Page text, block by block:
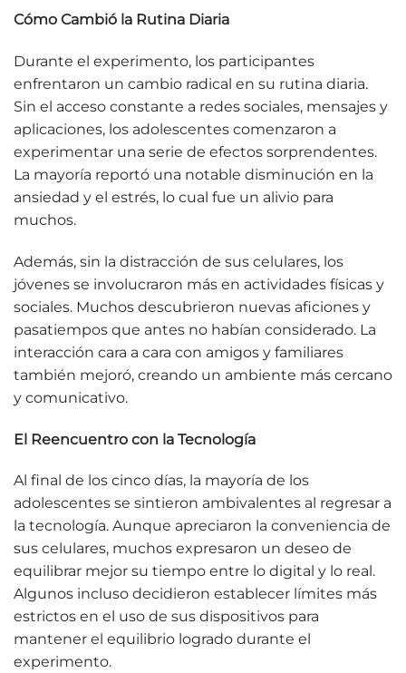
Cómo Cambió la Rutina Diaria
Durante el experimento, los participantes
enfrentaron un cambio radical en su rutina diaria.
Sin el acceso constante a redes sociales, mensajes y
aplicaciones, los adolescentes comenzaron a
experimentar una serie de efectos sorprendentes.
La mayoría reportó una notable disminución en la
ansiedad y el estrés, lo cual fue un alivio para
muchos.
Además, sin la distracción de sus celulares, los
jóvenes se involucraron más en actividades físicas y
sociales. Muchos descubrieron nuevas aficiones y
pasatiempos que antes no habían considerado. La
interacción cara a cara con amigos y familiares
también mejoró, creando un ambiente más cercano
y comunicativo.
El Reencuentro con la Tecnología
Al final de los cinco días, la mayoría de los
adolescentes se sintieron ambivalentes al regresar a
la tecnología. Aunque apreciaron la conveniencia de
sus celulares, muchos expresaron un deseo de
equilibrar mejor su tiempo entre lo digital y lo real.
Algunos incluso decidieron establecer límites más
estrictos en el uso de sus dispositivos para
mantener el equilibrio logrado durante el
experimento.